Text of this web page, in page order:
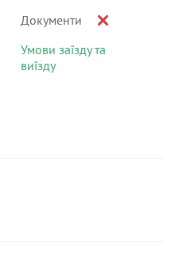
Документи
Умови заїзду та
виїзду